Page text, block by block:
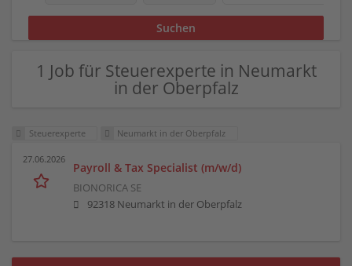
1 Job für Steuerexperte in Neumarkt
in der Oberpfalz
Steuerexperte Neumarkt in der Oberpfalz
27.06.2026
Payroll & Tax Specialist (m/w/d)
BIONORICA SE
92318 Neumarkt in der Oberpfalz